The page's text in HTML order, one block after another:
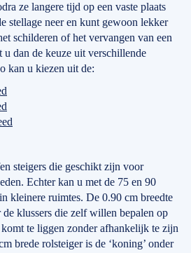
ze langere tijd op een vaste plaats
stellage neer en kunt gewoon lekker
schilderen of het vervangen van een
u dan de keuze uit verschillende
kan u kiezen uit de:
steigers die geschikt zijn voor
Echter kan u met de 75 en 90
kleinere ruimtes. De 0.90 cm breedte
klussers die zelf willen bepalen op
te liggen zonder afhankelijk te zijn
brede rolsteiger is de ‘koning’ onder